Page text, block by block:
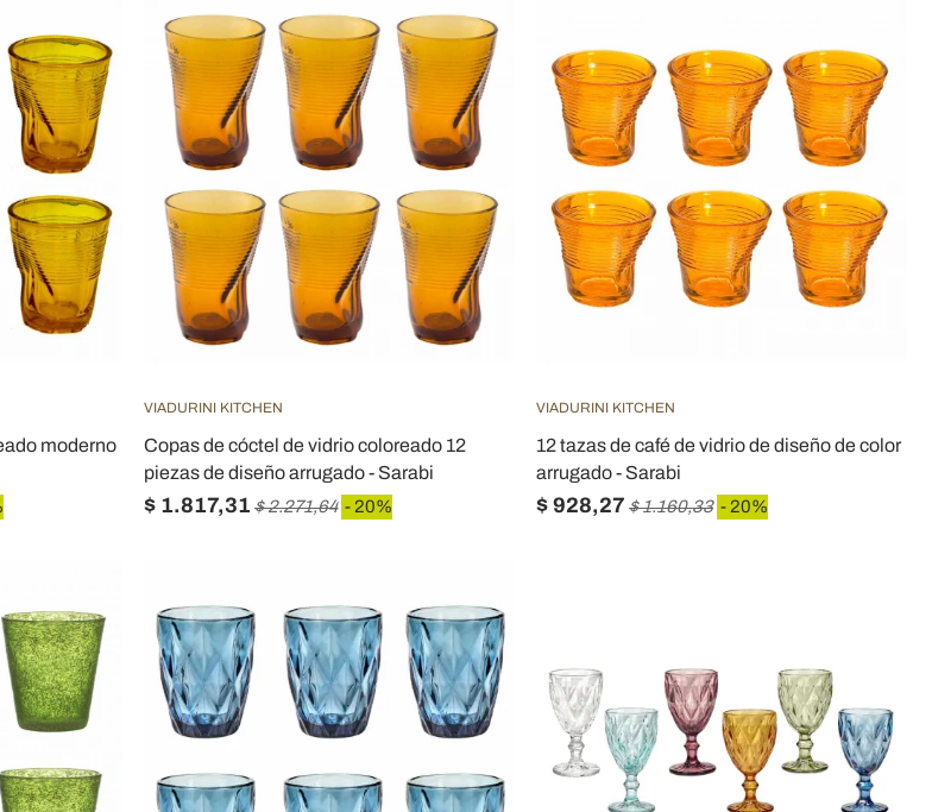
moderno
VIADURINI KITCHEN
Copas de cóctel de vidrio coloreado 12
piezas de diseño arrugado - Sarabi
$ 1.817,31 $ 2.271,64 - 20%
VIADURINI KITCHEN
12 tazas de café de vidrio de diseño de color
arrugado - Sarabi
$ 928,27 $ 1.160,33 - 20%